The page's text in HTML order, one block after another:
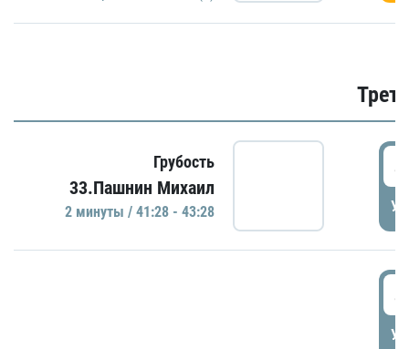
Грубость
33.Пашнин Михаил
2 минуты / 41:28 - 43:28